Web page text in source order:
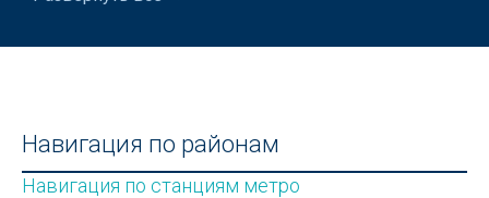
Гербы и флаги стран мира
Навигация по районам
Навигация по станциям метро